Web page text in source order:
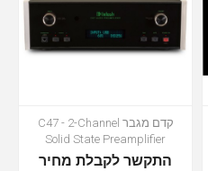
קדם מגבר C47 - 2-Channel
Solid State Preamplifier
התקשר לקבלת מחיר